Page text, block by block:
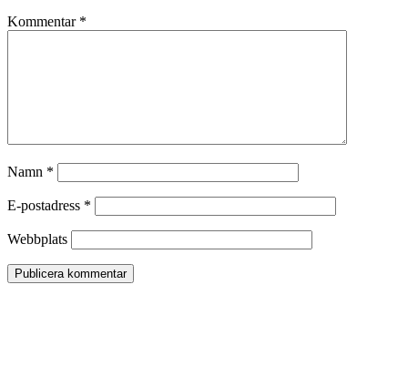
Kommentar *
Namn *
E-postadress *
Webbplats